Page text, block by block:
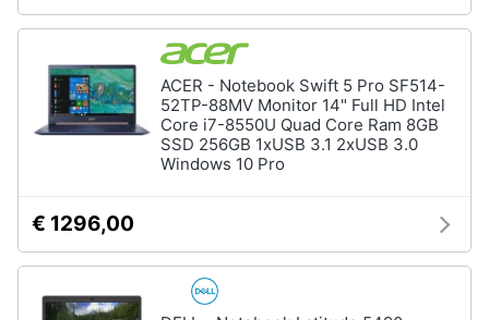
ACER - Notebook Swift 5 Pro SF514-
52TP-88MV Monitor 14" Full HD Intel
Core i7-8550U Quad Core Ram 8GB
SSD 256GB 1xUSB 3.1 2xUSB 3.0
Windows 10 Pro
€ 1296,00